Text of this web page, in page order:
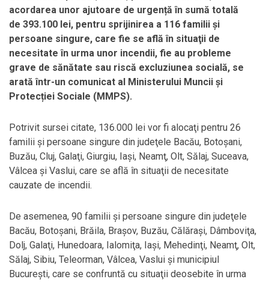
acordarea unor ajutoare de urgență în sumă totală
de 393.100 lei, pentru sprijinirea a 116 familii și
persoane singure, care fie se află în situaţii de
necesitate în urma unor incendii, fie au probleme
grave de sănătate sau riscă excluziunea socială, se
arată într-un comunicat al Ministerului Muncii și
Protecției Sociale (MMPS).
Potrivit sursei citate, 136.000 lei vor fi alocaţi pentru 26
familii şi persoane singure din judeţele Bacău, Botoşani,
Buzău, Cluj, Galaţi, Giurgiu, Iaşi, Neamţ, Olt, Sălaj, Suceava,
Vâlcea şi Vaslui, care se află în situaţii de necesitate
cauzate de incendii.
De asemenea, 90 familii şi persoane singure din judeţele
Bacău, Botoşani, Brăila, Braşov, Buzău, Călăraşi, Dâmboviţa,
Dolj, Galaţi, Hunedoara, Ialomiţa, Iaşi, Mehedinţi, Neamţ, Olt,
Sălaj, Sibiu, Teleorman, Vâlcea, Vaslui şi municipiul
Bucureşti, care se confruntă cu situaţii deosebite în urma